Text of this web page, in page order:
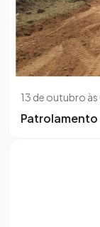
13 de outubro
Patrolamento